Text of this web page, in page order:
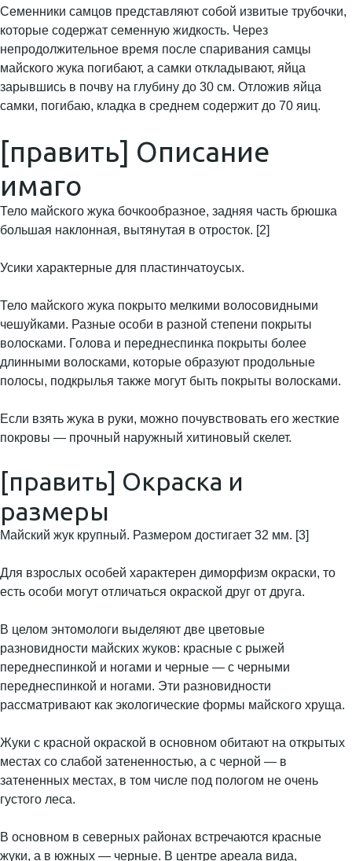
Семенники самцов представляют собой извитые трубочки,
которые содержат семенную жидкость. Через
непродолжительное время после спаривания самцы
майского жука погибают, а самки откладывают, яйца
зарывшись в почву на глубину до 30 см. Отложив яйца
самки, погибаю, кладка в среднем содержит до 70 яиц.
[править] Описание
имаго
Тело майского жука бочкообразное, задняя часть брюшка
большая наклонная, вытянутая в отросток. [2]
Усики характерные для пластинчатоусых.
Тело майского жука покрыто мелкими волосовидными
чешуйками. Разные особи в разной степени покрыты
волосками. Голова и переднеспинка покрыты более
длинными волосками, которые образуют продольные
полосы, подкрылья также могут быть покрыты волосками.
Если взять жука в руки, можно почувствовать его жесткие
покровы — прочный наружный хитиновый скелет.
[править] Окраска и
размеры
Майский жук крупный. Размером достигает 32 мм. [3]
Для взрослых особей характерен диморфизм окраски, то
есть особи могут отличаться окраской друг от друга.
В целом энтомологи выделяют две цветовые
разновидности майских жуков: красные с рыжей
переднеспинкой и ногами и черные — с черными
переднеспинкой и ногами. Эти разновидности
рассматривают как экологические формы майского хруща.
Жуки с красной окраской в основном обитают на открытых
местах со слабой затененностью, а с черной — в
затененных местах, в том числе под пологом не очень
густого леса.
В основном в северных районах встречаются красные
жуки, а в южных — черные. В центре ареала вида,